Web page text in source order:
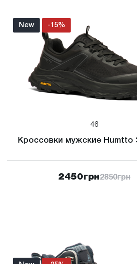
New -15%
46
Кроссовки мужские Humtto
2450грн2850грн